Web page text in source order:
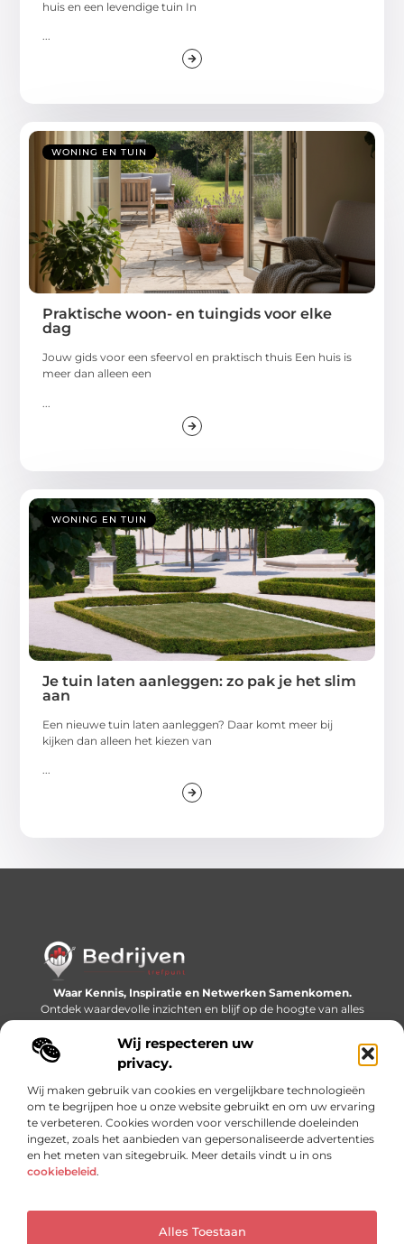
Wij respecteren uw
privacy.
Wij maken gebruik van cookies en vergelijkbare technologieën
om te begrijpen hoe u onze website gebruikt en om uw ervaring
te verbeteren. Cookies worden voor verschillende doeleinden
ingezet, zoals het aanbieden van gepersonaliseerde advertenties
en het meten van sitegebruik. Meer details vindt u in ons
cookiebeleid.
Alles Toestaan
huis en een levendige tuin In
...
WONING EN TUIN
Praktische woon- en tuingids voor elke
dag
Jouw gids voor een sfeervol en praktisch thuis Een huis is
meer dan alleen een
WONING EN TUIN
Je tuin laten aanleggen: zo pak je het slim
aan
Een nieuwe tuin laten aanleggen? Daar komt meer bij
kijken dan alleen het kiezen van
Waar Kennis, Inspiratie en Netwerken Samenkomen.
Ontdek waardevolle inzichten en blijf op de hoogte van alles
wat er speelt in de wereld.
Bericht categorie
Onze informatie